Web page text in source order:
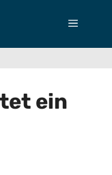
Menü
ein